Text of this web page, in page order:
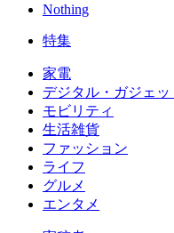
Nothing
特集
家電
デジタル・ガジェッ
モビリティ
生活雑貨
ファッション
ライフ
グルメ
エンタメ